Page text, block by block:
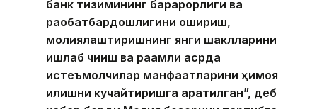
банк тизимининг барқарорлиги ва
рақобатбардошлигини ошириш,
молиялаштиришнинг янги шаклларини
ишлаб чиқиш ва рақамли асрда
истеъмолчилар манфаатларини ҳимоя
қилишни кучайтиришга қаратилган”, деб